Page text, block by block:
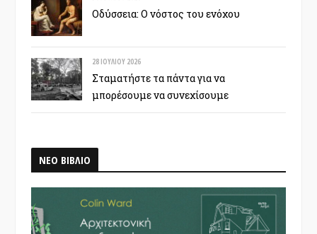
Οδύσσεια: Ο νόστος του ενόχου
28 ΙΟΥΛΊΟΥ 2026
Σταματήστε τα πάντα για να
μπορέσουμε να συνεχίσουμε
ΝΕΟ ΒΙΒΛΙΟ